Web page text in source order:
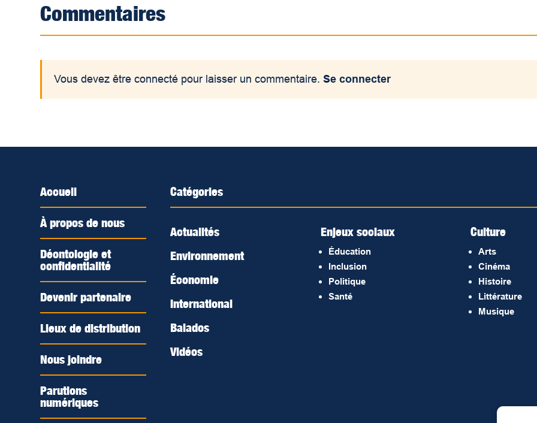
Commentaires
Vous devez être connecté pour laisser un commentaire.Se connecter
Accueil
À propos de nous
Déontologie et
confidentialité
Devenir partenaire
Lieux de distribution
Nous joindre
Parutions
numériques
Catégories
Actualités
Environnement
Économie
International
Balados
Vidéos
Enjeux sociaux
Éducation
Inclusion
Politique
Santé
Culture
Arts
Cinéma
Histoire
Littérature
Musique